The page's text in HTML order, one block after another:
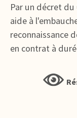
Par un décret du
aide à
reconnaissance
en contrat à